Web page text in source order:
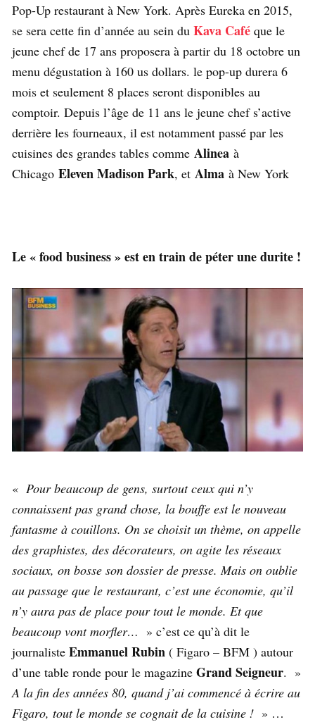
Pop-Up restaurant à New York. Après Eureka en 2015,
se sera cette fin d’année au sein du Kava Café que le
jeune chef de 17 ans proposera à partir du 18 octobre un
menu dégustation à 160 us dollars. le pop-up durera 6
mois et seulement 8 places seront disponibles au
comptoir. Depuis l’âge de 11 ans le jeune chef s’active
derrière les fourneaux, il est notamment passé par les
cuisines des grandes tables comme Alinea à
Chicago Eleven Madison Park, et Alma à New York
Le « food business » est en train de péter une durite !
« Pour beaucoup de gens, surtout ceux qui n’y
connaissent pas grand chose, la bouffe est le nouveau
fantasme à couillons. On se choisit un thème, on appelle
des graphistes, des décorateurs, on agite les réseaux
sociaux, on bosse son dossier de presse. Mais on oublie
au passage que le restaurant, c’est une économie, qu’il
n’y aura pas de place pour tout le monde. Et que
beaucoup vont morfler… » c’est ce qu’à dit le
journaliste Emmanuel Rubin ( Figaro – BFM ) autour
d’une table ronde pour le magazine Grand Seigneur. »
A la fin des années 80, quand j’ai commencé à écrire au
Figaro, tout le monde se cognait de la cuisine ! » …